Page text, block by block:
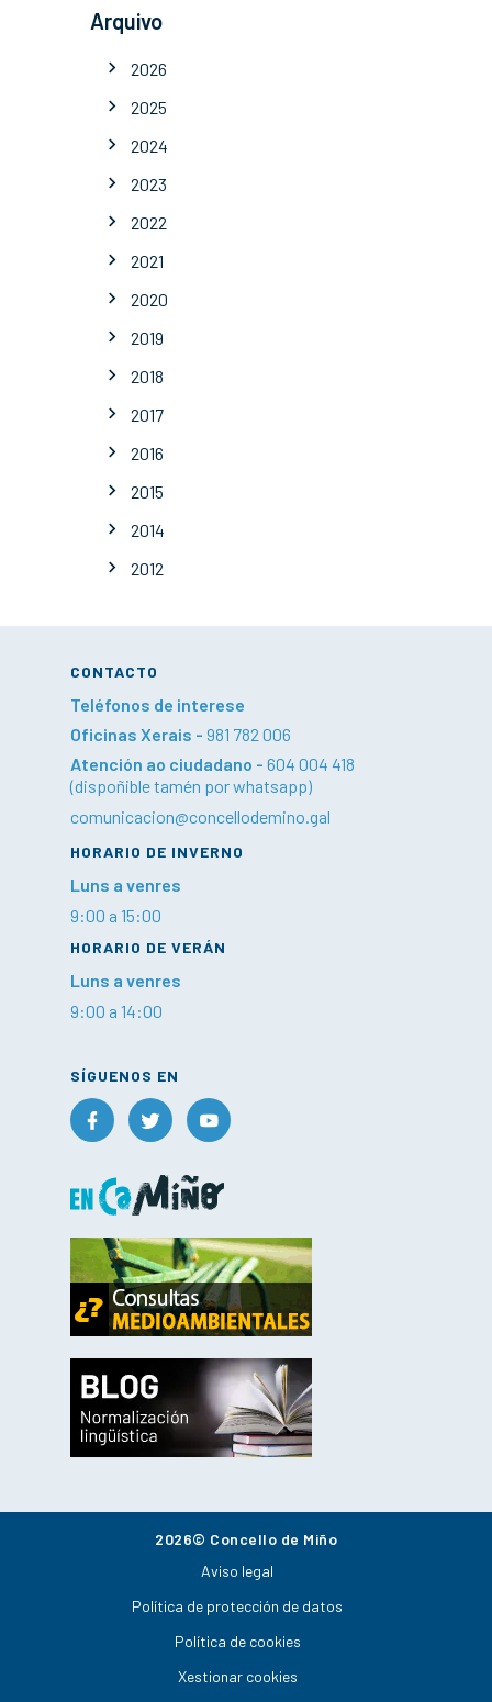
Arquivo
2026
2025
2024
2023
2022
2021
2020
2019
2018
2017
2016
2015
2014
2012
CONTACTO
Teléfonos de interese
Oficinas Xerais - 981 782 006
Atención ao ciudadano - 604 004 418
(dispoñible tamén por whatsapp)
comunicacion@concellodemino.gal
HORARIO DE INVERNO
Luns a venres
9:00 a 15:00
HORARIO DE VERÁN
Luns a venres
9:00 a 14:00
SÍGUENOS EN
2026© Concello de Miño
Aviso legal
Política de protección de datos
Política de cookies
Xestionar cookies